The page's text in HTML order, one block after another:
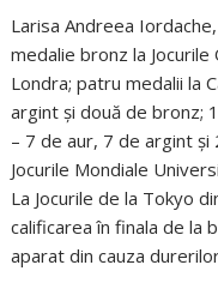
Larisa Andreea
medalie bronz la Jocurile
Londra; patru medalii la
argint şi două de bronz;
– 7 de aur, 7 de argint
Jocurile Mondiale
La Jocurile de la Tokyo
calificarea în finala de la
aparat din cauza